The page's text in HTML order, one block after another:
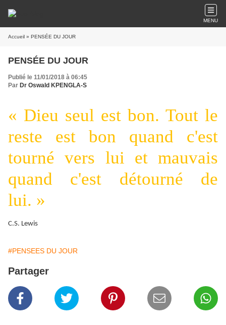
MENU
Accueil » PENSÉE DU JOUR
PENSÉE DU JOUR
Publié le 11/01/2018 à 06:45
Par Dr Oswald KPENGLA-S
« Dieu seul est bon. Tout le
reste est bon quand c'est
tourné vers lui et mauvais
quand c'est détourné de
lui. »
C.S. Lewis
#PENSEES DU JOUR
Partager